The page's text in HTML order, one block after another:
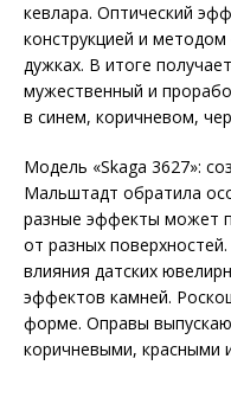
кевлара. Оптический
конструкцией и
дужках. В итоге
мужественный и
в синем, коричневом,
Модель «Skaga 3627»:
Мальштадт обратила
разные эффекты может
от разных
влияния датских
эффектов камней.
форме. Оправы
коричневыми, красными